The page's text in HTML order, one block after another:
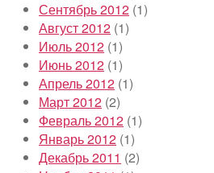
Сентябрь 2012 (1)
Август 2012 (1)
Июль 2012 (1)
Июнь 2012 (1)
Апрель 2012 (1)
Март 2012 (2)
Февраль 2012 (1)
Январь 2012 (1)
Декабрь 2011 (2)